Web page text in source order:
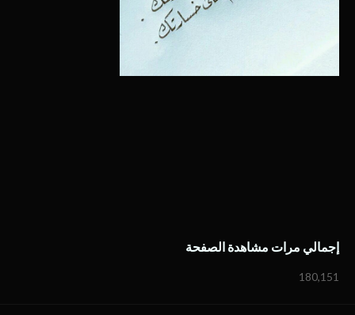
إجمالي مرات مشاهدة الصفحة
180,151